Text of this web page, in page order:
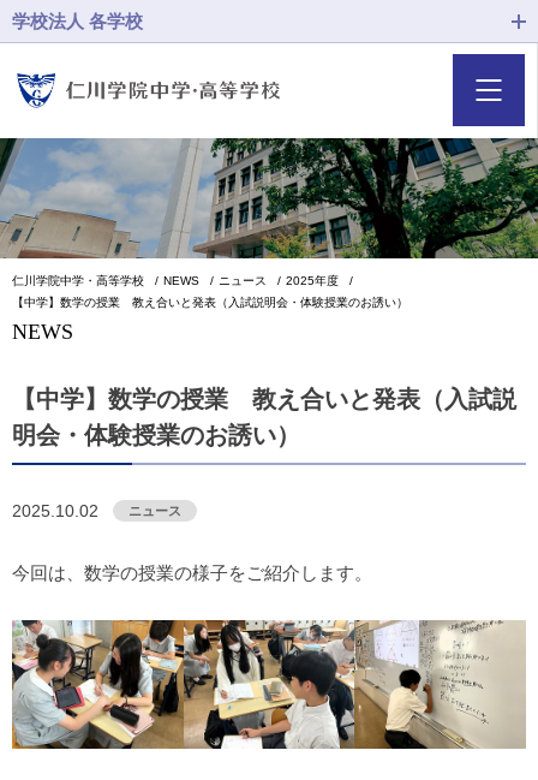
学校法人 各学校
仁川学院中学・高等学校 NEWS ニュース
2025年度
【中学】数学の授業 教え合いと発表（入試説明会・体験授業のお誘い）
NEWS
【中学】数学の授業 教え合いと発表（入試説
明会・体験授業のお誘い）
2025.10.02 ニュース
今回は、数学の授業の様子をご紹介します。